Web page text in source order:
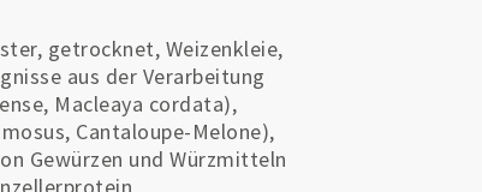
getrocknet, Weizenkleie,
aus der Verarbeitung
Macleaya cordata),
Cantaloupe-Melone),
Gewürzen und Würzmitteln